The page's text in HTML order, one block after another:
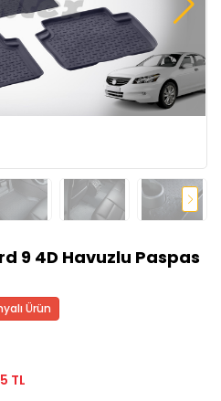
9 4D Havuzlu Paspas
Ürün
TL